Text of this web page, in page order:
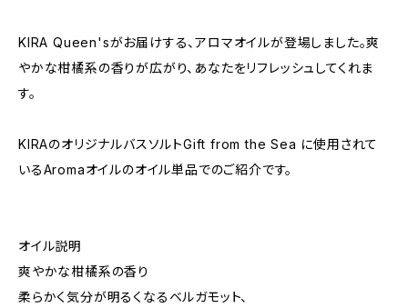
KIRA Queen'sがお届けする、アロマオイルが登場しました。爽
やかな柑橘系の香りが広がり、あなたをリフレッシュしてくれま
す。
KIRAのオリジナルバスソルトGift from the Sea に使用されて
いるAromaオイルのオイル単品でのご紹介です。
オイル説明
爽やかな柑橘系の香り
柔らかく気分が明るくなるベルガモット、